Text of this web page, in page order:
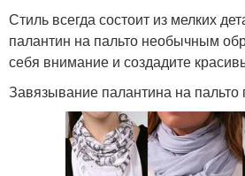
Стиль всегда состоит из мелких
палантин на пальто необычным
себя внимание и создадите
Завязывание палантина на пальто